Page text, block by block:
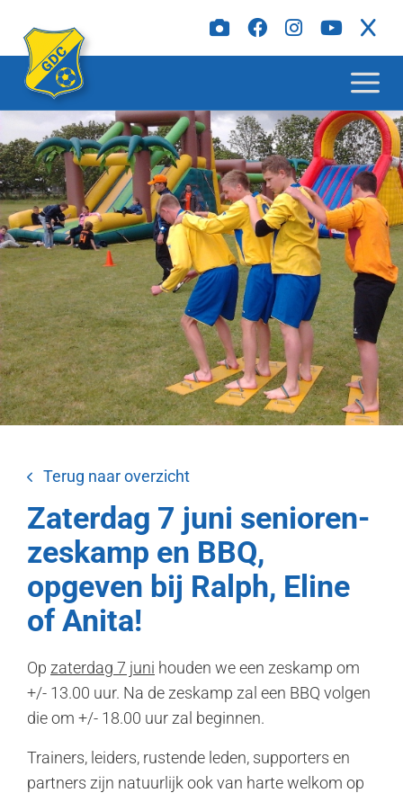
Terug naar overzicht
Zaterdag 7 juni senioren-
zeskamp en BBQ,
opgeven bij Ralph, Eline
of Anita!
Op zaterdag 7 juni houden we een zeskamp om
+/- 13.00 uur. Na de zeskamp zal een BBQ volgen
die om +/- 18.00 uur zal beginnen.
Trainers, leiders, rustende leden, supporters en
partners zijn natuurlijk ook van harte welkom op